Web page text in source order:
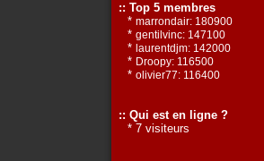
:: Top 5 membres
* marrondair: 180900
* gentilvinc: 147100
* laurentdjm: 142000
* Droopy: 116500
* olivier77: 116400
:: Qui est en ligne ?
* 7 visiteurs